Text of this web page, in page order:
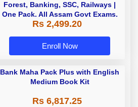
Forest, Banking, SSC, Railways |
One Pack. All Assam Govt Exams.
Rs 2,499.20
Enroll Now
Bank Maha Pack Plus with English
Medium Book Kit
Rs 6,817.25